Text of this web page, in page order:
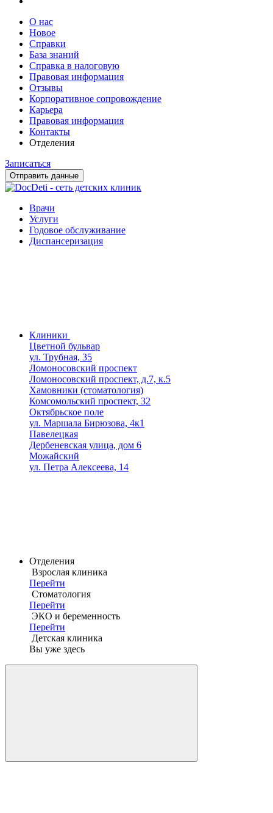
О нас
Новое
Справки
База знаний
Справка в налоговую
Правовая информация
Отзывы
Корпоративное сопровождение
Карьера
Правовая информация
Контакты
Отделения
Записаться
Отправить данные
Врачи
Услуги
Годовое обслуживание
Диспансеризация
Клиники
Цветной бульвар
ул. Трубная, 35
Ломоносовский проспект
Ломоносовский проспект, д.7, к.5
Хамовники (стоматология)
Комсомольский проспект, 32
Октябрьское поле
ул. Маршала Бирюзова, 4к1
Павелецкая
Дербеневская улица, дом 6
Можайский
ул. Петра Алексеева, 14
Отделения
Взрослая клиника
Перейти
Стоматология
Перейти
ЭКО и беременность
Перейти
Детская клиника
Вы уже здесь